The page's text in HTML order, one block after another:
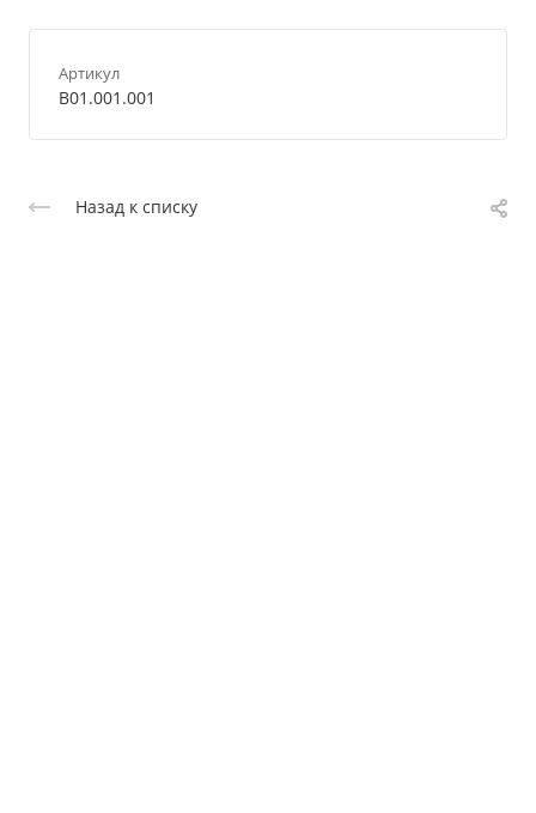
Артикул
B01.001.001
Назад к списку